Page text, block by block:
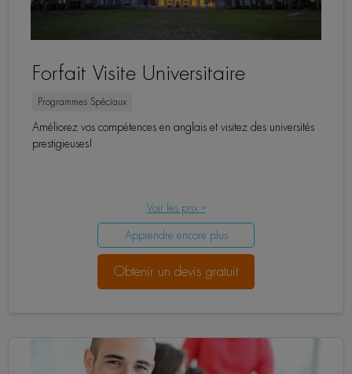
Forfait Visite Universitaire
Programmes Spéciaux
Améliorez vos compétences en anglais et visitez des universités
prestigieuses!
Voir les prix »
Apprendre encore plus
Obtenir un devis gratuit